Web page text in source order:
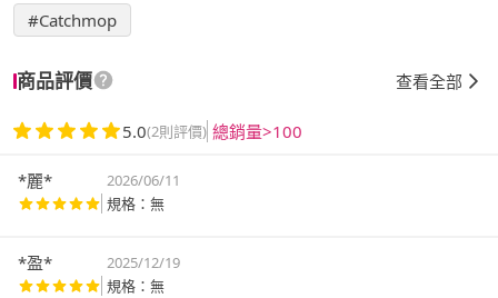
#Catchmop
商品評價 查看全部
5.0(2則評價) 總銷量>100
*麗*
2026/06/11
規格：無
*盈*
2025/12/19
規格：無